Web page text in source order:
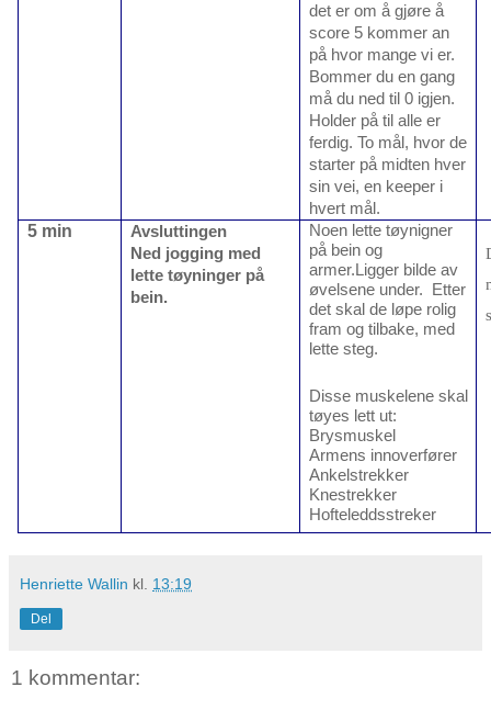
det er om å gjøre å
score 5 kommer an
på hvor mange vi er.
Bommer du en gang
må du ned til 0 igjen.
Holder på til alle er
ferdig. To mål, hvor de
starter på midten hver
sin vei, en keeper i
hvert mål.
5 min
Avsluttingen
Ned jogging med
lette tøyninger på
bein.
Noen lette tøynigner
på bein og
armer.Ligger bilde av
øvelsene under. Etter
det skal de løpe rolig
fram og tilbake, med
lette steg.
Disse muskelene skal
tøyes lett ut:
Brysmuskel
Armens innoverfører
Ankelstrekker
Knestrekker
Hofteleddsstreker
Henriette Wallin kl. 13:19
Del
1 kommentar: